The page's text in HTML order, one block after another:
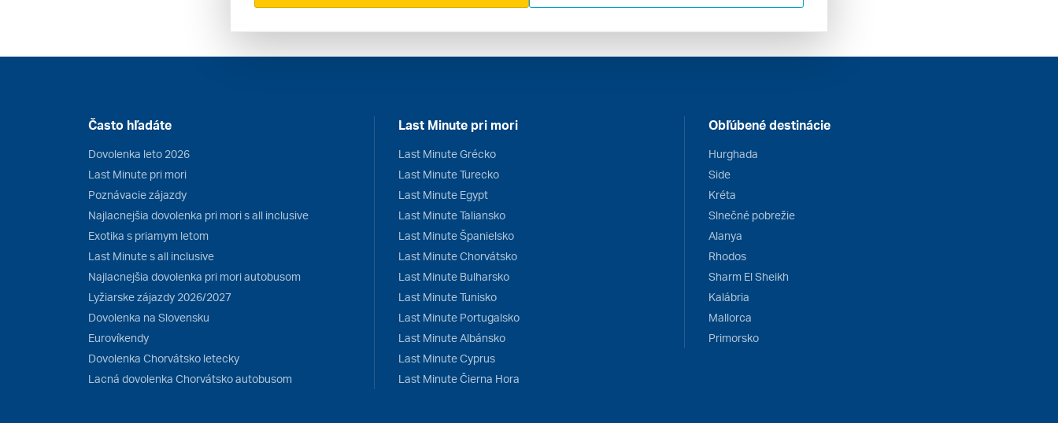
Často hľadáte
Dovolenka leto 2026
Last Minute pri mori
Poznávacie zájazdy
Najlacnejšia dovolenka pri mori s all inclusive
Exotika s priamym letom
Last Minute s all inclusive
Najlacnejšia dovolenka pri mori autobusom
Lyžiarske zájazdy 2026/2027
Dovolenka na Slovensku
Eurovíkendy
Dovolenka Chorvátsko letecky
Lacná dovolenka Chorvátsko autobusom
Last Minute pri mori
Last Minute Grécko
Last Minute Turecko
Last Minute Egypt
Last Minute Taliansko
Last Minute Španielsko
Last Minute Chorvátsko
Last Minute Bulharsko
Last Minute Tunisko
Last Minute Portugalsko
Last Minute Albánsko
Last Minute Cyprus
Last Minute Čierna Hora
Obľúbené destinácie
Hurghada
Side
Kréta
Slnečné pobrežie
Alanya
Rhodos
Sharm El Sheikh
Kalábria
Mallorca
Primorsko